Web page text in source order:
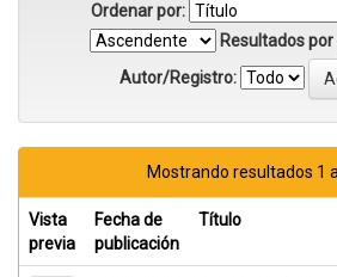
Ordenar por:
Resultados
Autor/Registro:
Mostrando resultados 1
Vista
previa
Fecha de
publicación
Título